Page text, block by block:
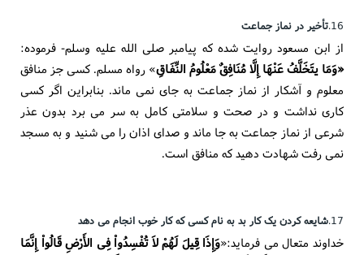
16. تأخیر در نماز جماعت
از ابن مسعود روایت شده که پیامبر صلی الله علیه وسلم- فرموده:
«وَمَا یتَخَلَّفُ عَنْهَا إِلَّا مُنَافِقٌ مَعْلُومُ النِّفَاقِ» رواه مسلم. کسی جز منافق
معلوم و آشکار از نماز جماعت به جای نمی ماند. بنابراین اگر کسی
کاری نداشت و در صحت و سلامتی کامل به سر می برد بدون عذر
شرعی از نماز جماعت به جا ماند و صدای اذان را می شنید و به مسجد
نمی رفت شهادت دهید که منافق است.
17. شایعه کردن یک کار بد به نام کسی که کار خوب انجام می دهد
خداوند متعال می فرماید:«وَإِذَا قِیلَ لَهُمْ لاَ تُفْسِدُواْ فِی الأَرْضِ قَالُواْ إِنَّمَا